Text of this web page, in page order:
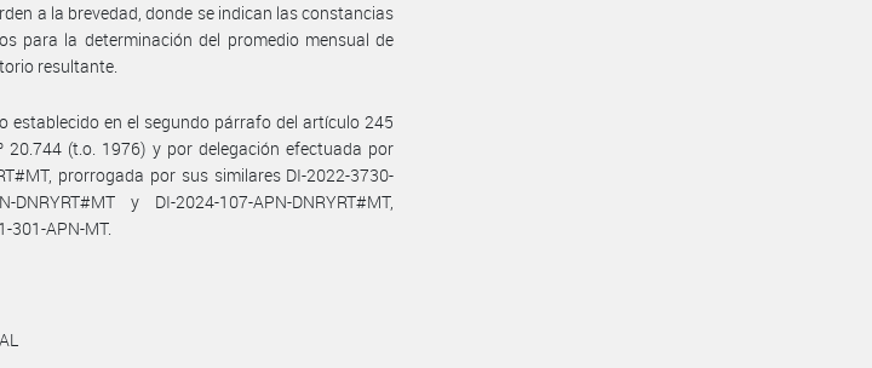
a la brevedad, donde se indican las constancias
para la determinación del promedio mensual de
resultante.
establecido en el segundo párrafo del artículo 245
(t.o. 1976) y por delegación efectuada por
prorrogada por sus similares DI-2022-3730-
DNRYRT#MT y DI-2024-107-APN-DNRYRT#MT,
301-APN-MT.